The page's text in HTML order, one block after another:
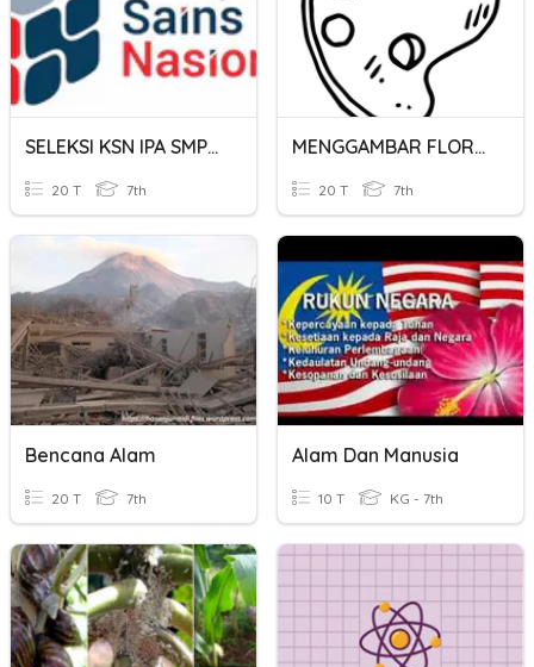
SELEKSI KSN IPA SMPN 1 KUALA PEMBUANG
20 T 7th
MENGGAMBAR FLORA, FAUNA, DAN ALAM BENDA
20 T 7th
Bencana Alam
20 T 7th
Alam Dan Manusia
10 T KG - 7th